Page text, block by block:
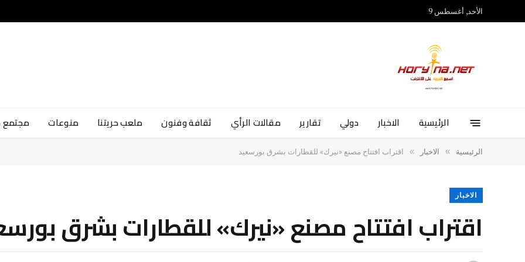
الأحد, أغسطس 9
الرئيسية الاخبار دولي تقارير مقالات الرأي ثقافة وفنون ملعب حريتنا منوعات
الرئيسية » الاخبار » اقتراب افتتاح مصنع «نيرك» للقطارات بشرق بورسعيد
الاخبار
اقتراب افتتاح مصنع «نيرك» للقطارات بشرق